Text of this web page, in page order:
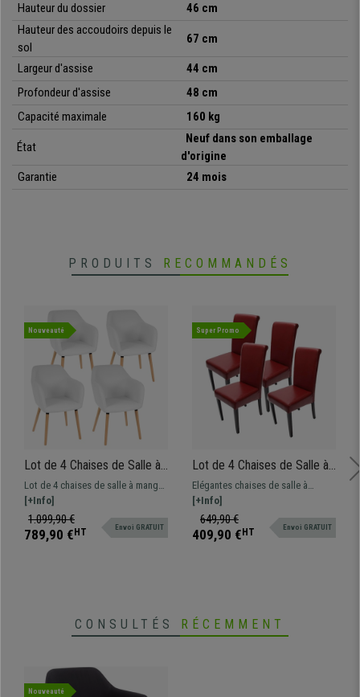
qualité à un prix très compétitif, avec une garantie de deux ans et le
meilleur service après-vente
Design exclusif très séduisant
• Très commode, assise et dossier rembourrés
• Revêtement en tissu de qualité
Hauteur du dossier
46 cm
Hauteur des accoudoirs depuis le
sol
67 cm
Largeur d'assise 44 cm
Profondeur d'assise
48 cm
Capacité maximale
160 kg
État
Neuf dans son emballage
d'origine
Garantie
24 mois
PRODUITS RECOMMANDÉS
Nouveauté
Lot de 4 Chaises de Salle à
Manger TULIO, en Cuir
Blanc, Pieds Hêtre
Lot de 4 chaises de salle à manger
TULIO au style rétro, revêtement
en cuir synthétique de grande
qualité. Structure en bois solide.
[+Info]
1.099,90 €
789,90 € HT Envoi GRATUIT
Super Promo
Lot de 4 Chaises de Salle à
Manger NOVARA II CUIR
AUTHENTIQUE Rouge,
Pieds Noirs
Elégantes chaises de salle à
manger, très bon rapport qualité-
prix. Cuir authentique de haute
qualité
[+Info]
649,90 €
409,90 € HT Envoi GRATUIT
CONSULTÉS RÉCEMMENT
Nouveauté